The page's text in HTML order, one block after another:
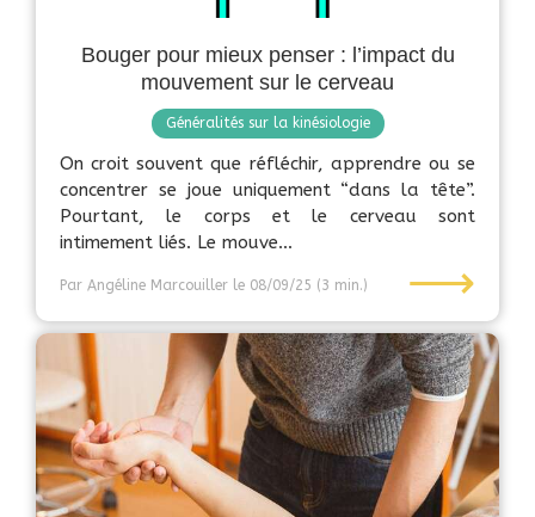
Bouger pour mieux penser : l’impact du
mouvement sur le cerveau
Généralités sur la kinésiologie
On croit souvent que réfléchir, apprendre ou se
concentrer se joue uniquement “dans la tête”.
Pourtant, le corps et le cerveau sont
intimement liés. Le mouve...
Par Angéline Marcouiller le 08/09/25 (3 min.) ⟶